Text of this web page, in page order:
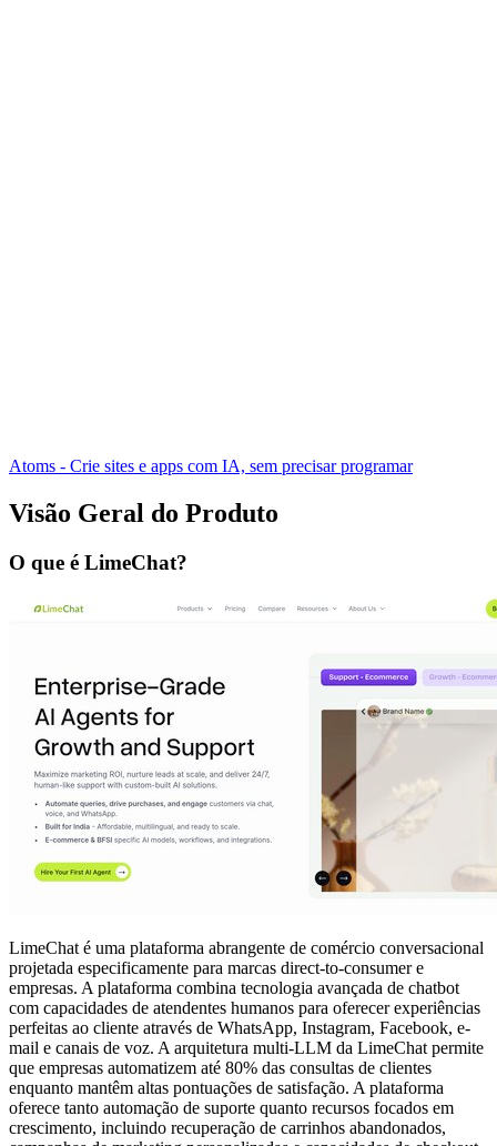
Atoms - Crie sites e apps com IA, sem precisar programar
Visão Geral do Produto
O que é LimeChat?
LimeChat é uma plataforma abrangente de comércio conversacional
projetada especificamente para marcas direct-to-consumer e
empresas. A plataforma combina tecnologia avançada de chatbot
com capacidades de atendentes humanos para oferecer experiências
perfeitas ao cliente através de WhatsApp, Instagram, Facebook, e-
mail e canais de voz. A arquitetura multi-LLM da LimeChat permite
que empresas automatizem até 80% das consultas de clientes
enquanto mantêm altas pontuações de satisfação. A plataforma
oferece tanto automação de suporte quanto recursos focados em
crescimento, incluindo recuperação de carrinhos abandonados,